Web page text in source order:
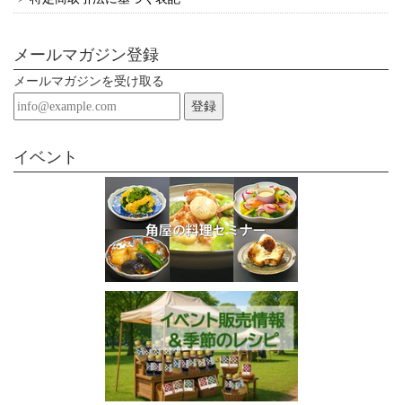
メールマガジン登録
メールマガジンを受け取る
登録
イベント